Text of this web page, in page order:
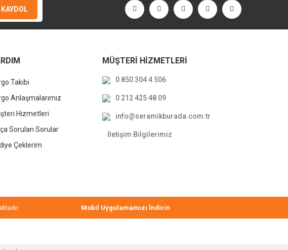
KAYDOL
Takibi
Anlaşmalarımız
Hizmetleri
Sorulan Sorular
Çeklerim
MÜŞTERİ HİZMETLERİ
0 850 304 4 506
0 212 425 48 09
info@seramikburada.com.tr
İletişim Bilgilerimiz
Mobil Uygulamamızı İndirin